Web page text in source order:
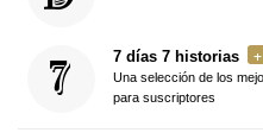
7 días 7 historias
Una selección de los
para suscriptores